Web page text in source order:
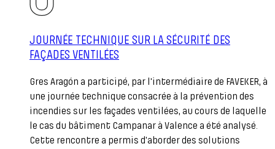
JOURNÉE TECHNIQUE SUR LA SÉCURITÉ DES
FAÇADES VENTILÉES
Gres Aragón a participé, par l'intermédiaire de FAVEKER, à
une journée technique consacrée à la prévention des
incendies sur les façades ventilées, au cours de laquelle
le cas du bâtiment Campanar à Valence a été analysé.
Cette rencontre a permis d'aborder des solutions